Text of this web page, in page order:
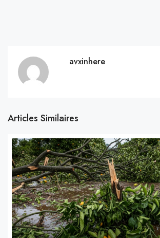
avxinhere
Articles Similaires